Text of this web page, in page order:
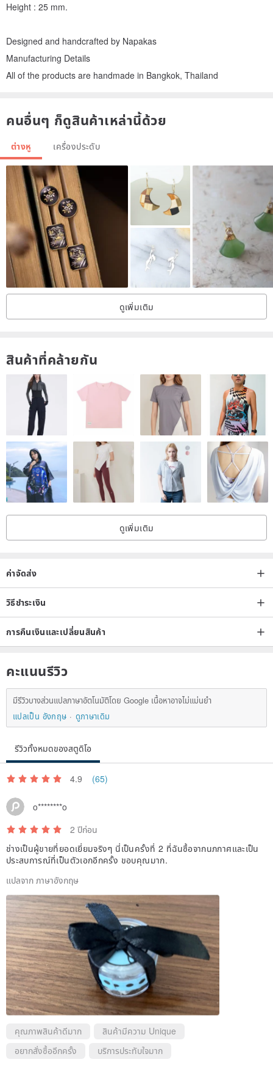
Height : 25 mm.
Designed and handcrafted by Napakas
Manufacturing Details
All of the products are handmade in Bangkok, Thailand
คนอื่นๆ ก็ดูสินค้าเหล่านี้ด้วย
ต่างหู เครื่องประดับ
ดูเพิ่มเติม
สินค้าที่คล้ายกัน
ดูเพิ่มเติม
ค่าจัดส่ง
วิธีชำระเงิน
การคืนเงินและเปลี่ยนสินค้า
คะแนนรีวิว
มีรีวิวบางส่วนแปลภาษาอัตโนมัติโดย Google เนื้อหาอาจไม่แม่นยำ
แปลเป็น อังกฤษ
ดูภาษาเดิม
รีวิวทั้งหมดของสตูดิโอ
4.9 (65)
o********o
2 ปีก่อน
ช่างเป็นผู้ขายที่ยอดเยี่ยมจริงๆ นี่เป็นครั้งที่ 2 ที่ฉันซื้อจากนภกาศและเป็น
ประสบการณ์ที่เป็นตัวเอกอีกครั้ง ขอบคุณมาก.
แปลจาก ภาษาอังกฤษ
คุณภาพสินค้าดีมาก
สินค้ามีความ Unique
อยากสั่งซื้ออีกครั้ง
บริการประทับใจมาก